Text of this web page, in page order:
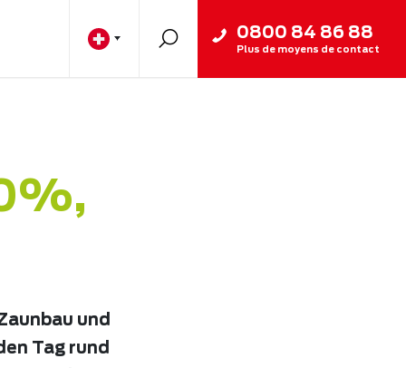
0800 84 86 88
Plus de moyens de contact
und
Tag rund